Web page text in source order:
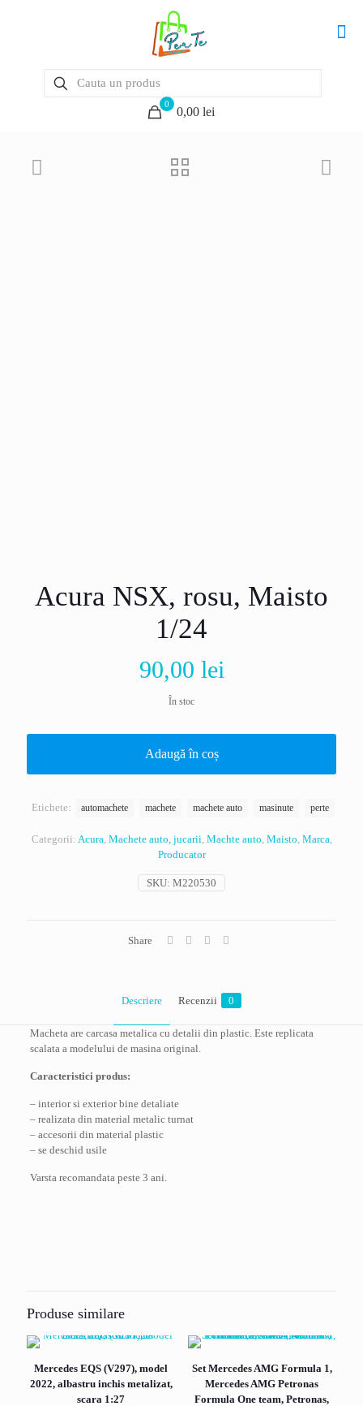
0
0,00 lei
Acura NSX, rosu, Maisto
1/24
90,00 lei
În stoc
Adaugă în coș
SKU: M220530
Categorii: Acura, Machete auto, jucarii, Machte auto, Maisto, Marca,
Producator
Etichete: automachete machete machete auto masinute perte
Share
Descriere Recenzii 0
Macheta are carcasa metalica cu detalii din plastic. Este replicata
scalata a modelului de masina original.
Caracteristici produs:
– interior si exterior bine detaliate
– realizata din material metalic turnat
– accesorii din material plastic
– se deschid usile
Varsta recomandata peste 3 ani.
Adresa ta de email nu va fi publicată. Câmpurile obligatorii sunt
Evaluarea ta
Produse similare
Mercedes EQS (V297), model
2022, albastru inchis metalizat,
scara 1:27
Set Mercedes AMG Formula 1,
Mercedes AMG Petronas
Formula One team, Petronas,